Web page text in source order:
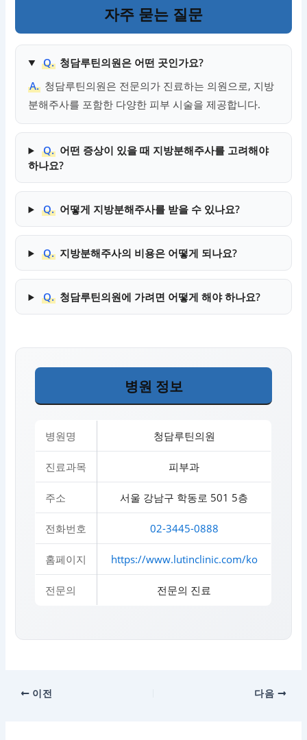
자주 묻는 질문
Q. 청담루틴의원은 어떤 곳인가요?
A. 청담루틴의원은 전문의가 진료하는 의원으로, 지방
분해주사를 포함한 다양한 피부 시술을 제공합니다.
Q. 어떤 증상이 있을 때 지방분해주사를 고려해야
하나요?
Q. 어떻게 지방분해주사를 받을 수 있나요?
Q. 지방분해주사의 비용은 어떻게 되나요?
Q. 청담루틴의원에 가려면 어떻게 해야 하나요?
병원 정보
병원명 청담루틴의원
진료과목 피부과
주소 서울 강남구 학동로 501 5층
전화번호 02-3445-0888
홈페이지 https://www.lutinclinic.com/ko
전문의 전문의 진료
이전 다음